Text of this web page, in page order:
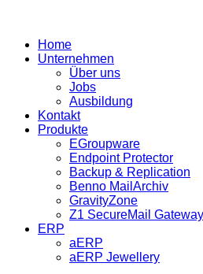
Home
Unternehmen
Über uns
Jobs
Ausbildung
Kontakt
Produkte
EGroupware
Endpoint Protector
Backup & Replication
Benno MailArchiv
GravityZone
Z1 SecureMail Gateway
ERP
aERP
aERP Jewellery